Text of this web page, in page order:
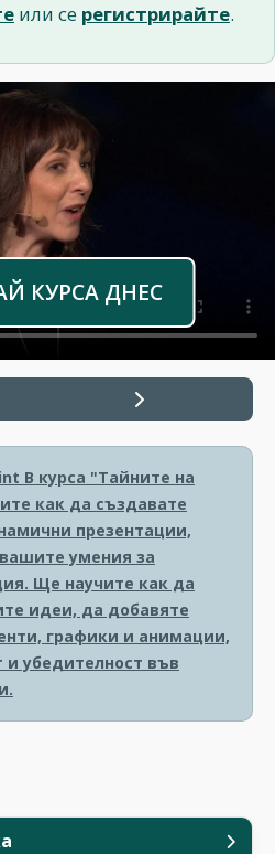
или се регистрирайте.
КУРСА ДНЕС
В курса "Тайните на
как да създавате
презентации,
умения за
Ще научите как да
идеи, да добавяте
графики и анимации,
и убедителност във